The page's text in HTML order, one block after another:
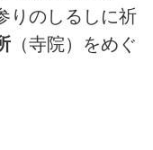
りのしるしに祈
（寺院）をめぐ